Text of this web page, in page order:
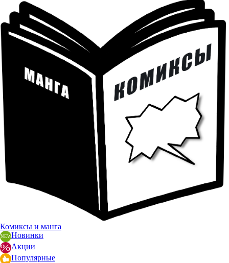
Комиксы и манга
Новинки
Акции
Популярные